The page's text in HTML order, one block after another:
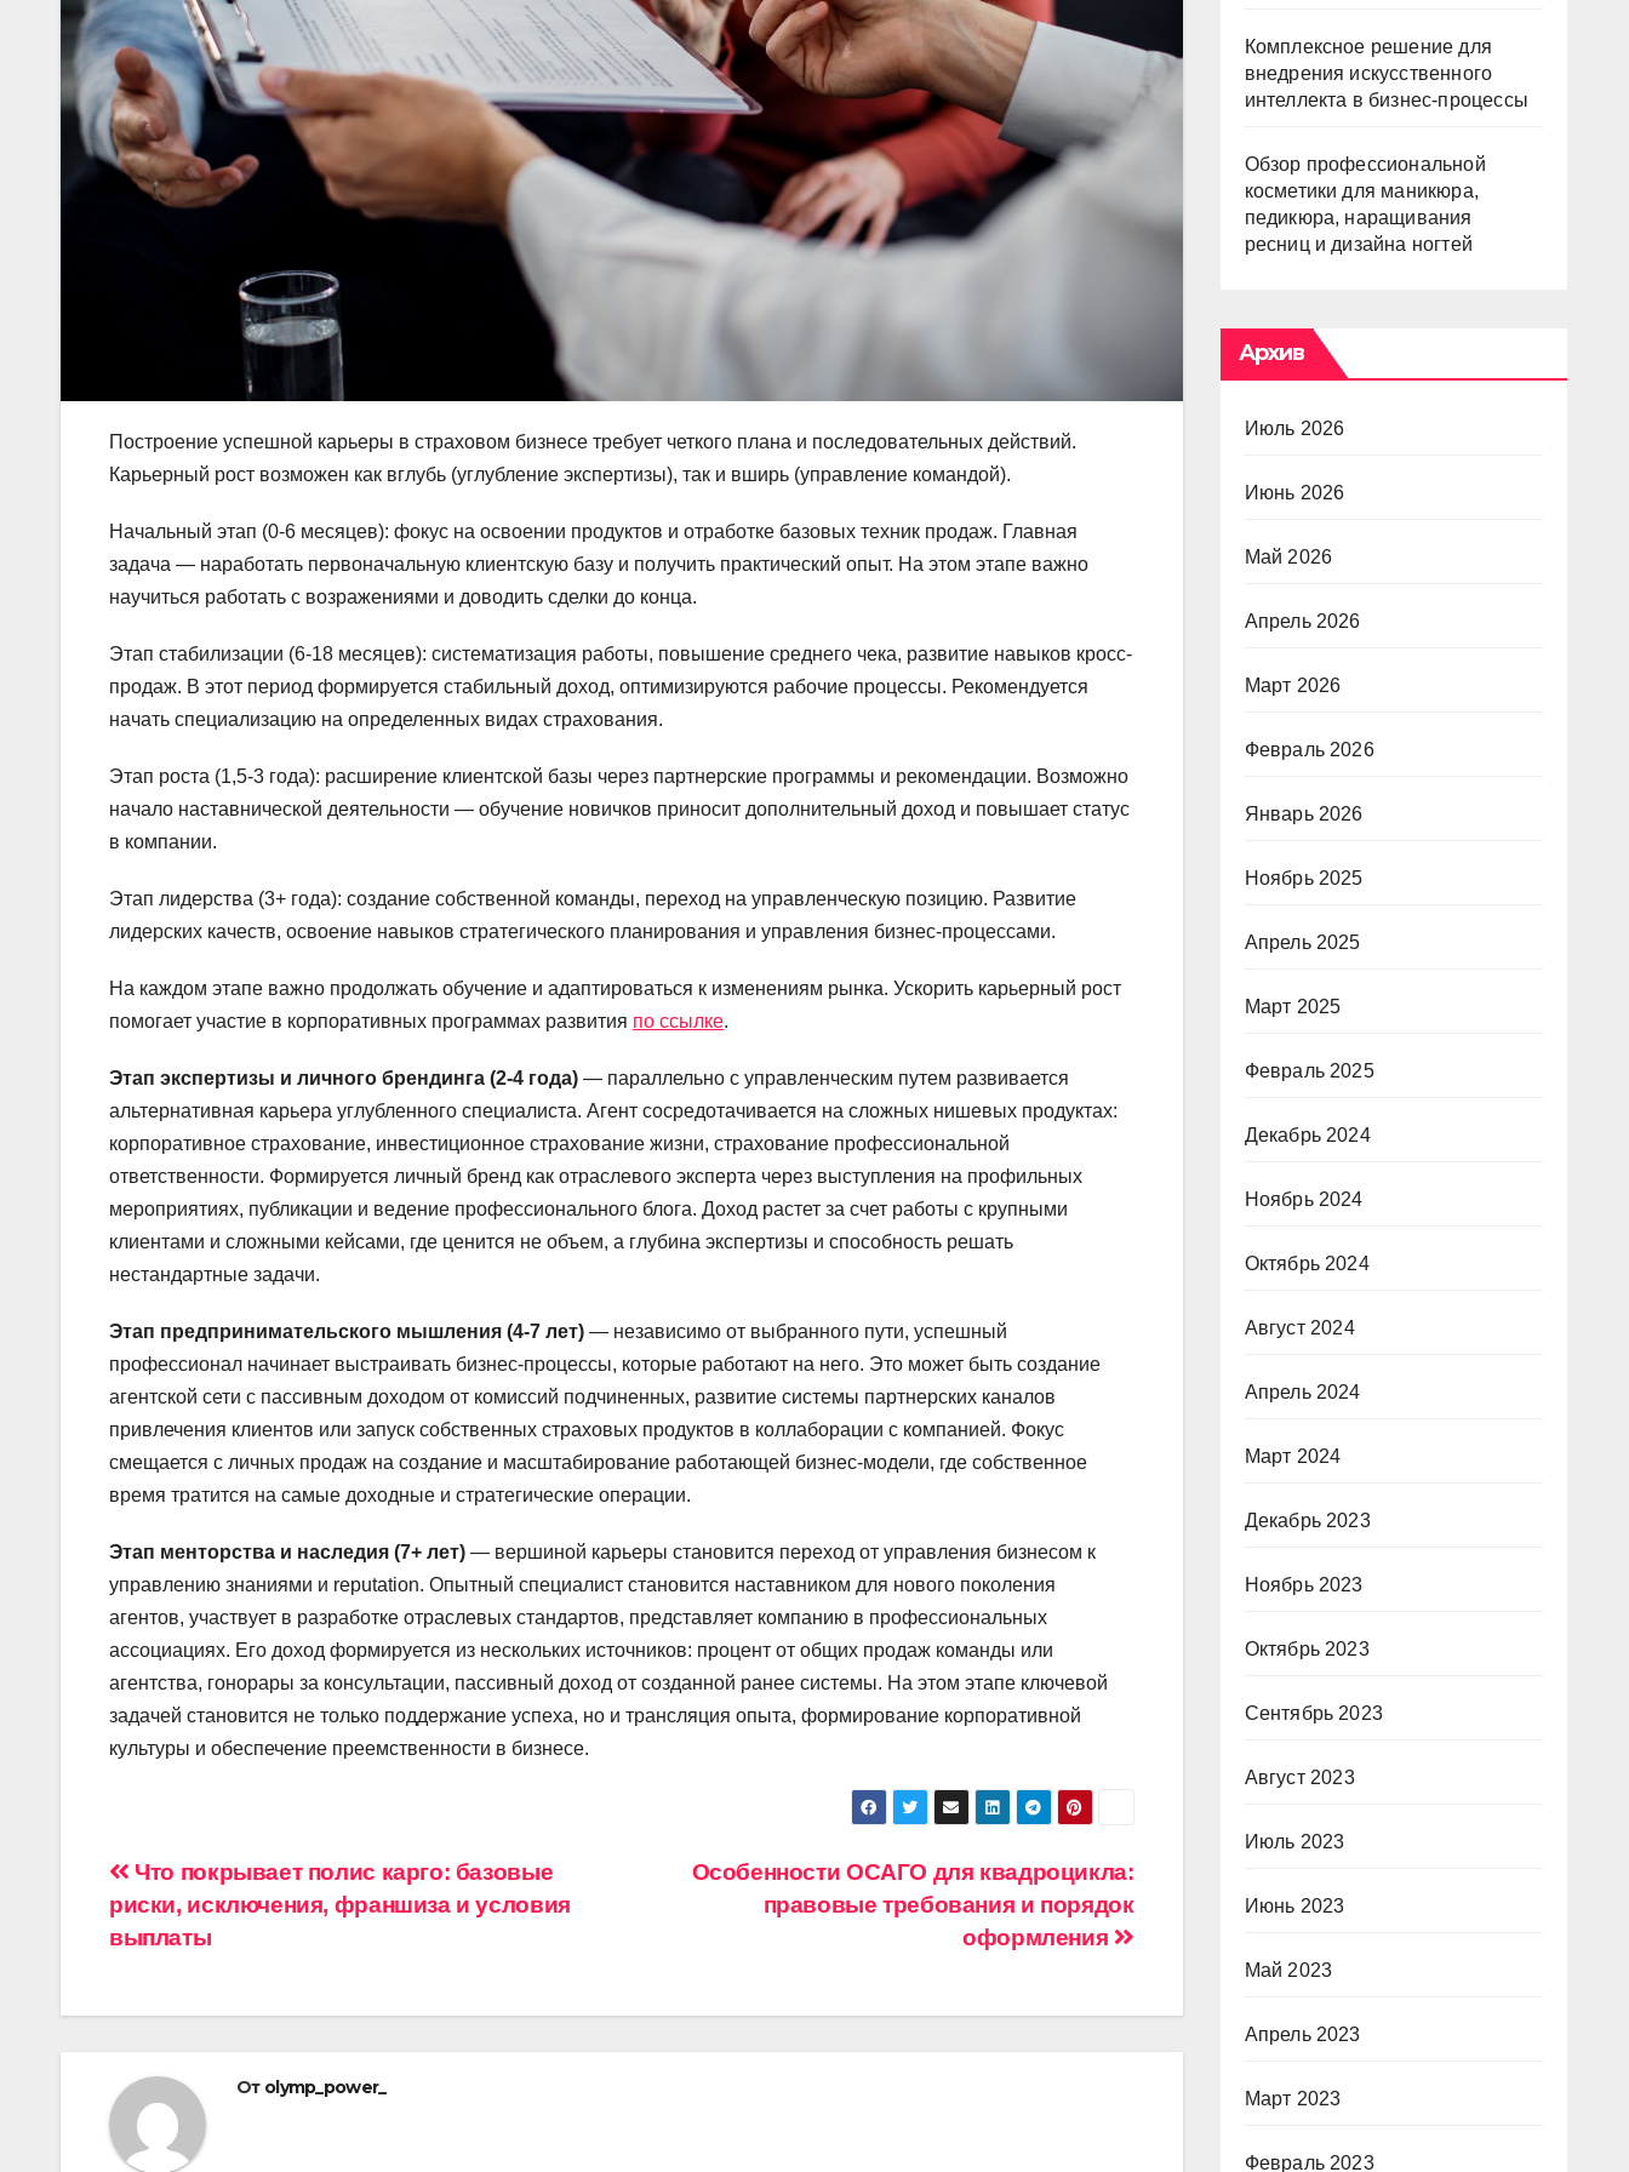
Построение успешной карьеры в страховом бизнесе требует четкого плана и последовательных действий.
Карьерный рост возможен как вглубь (углубление экспертизы), так и вширь (управление командой).
Начальный этап (0-6 месяцев): фокус на освоении продуктов и отработке базовых техник продаж. Главная
задача — наработать первоначальную клиентскую базу и получить практический опыт. На этом этапе важно
научиться работать с возражениями и доводить сделки до конца.
Этап стабилизации (6-18 месяцев): систематизация работы, повышение среднего чека, развитие навыков кросс-
продаж. В этот период формируется стабильный доход, оптимизируются рабочие процессы. Рекомендуется
начать специализацию на определенных видах страхования.
Этап роста (1,5-3 года): расширение клиентской базы через партнерские программы и рекомендации. Возможно
начало наставнической деятельности — обучение новичков приносит дополнительный доход и повышает статус
в компании.
Этап лидерства (3+ года): создание собственной команды, переход на управленческую позицию. Развитие
лидерских качеств, освоение навыков стратегического планирования и управления бизнес-процессами.
На каждом этапе важно продолжать обучение и адаптироваться к изменениям рынка. Ускорить карьерный рост
помогает участие в корпоративных программах развития по ссылке.
Этап экспертизы и личного брендинга (2-4 года) — параллельно с управленческим путем развивается
альтернативная карьера углубленного специалиста. Агент сосредотачивается на сложных нишевых продуктах:
корпоративное страхование, инвестиционное страхование жизни, страхование профессиональной
ответственности. Формируется личный бренд как отраслевого эксперта через выступления на профильных
мероприятиях, публикации и ведение профессионального блога. Доход растет за счет работы с крупными
клиентами и сложными кейсами, где ценится не объем, а глубина экспертизы и способность решать
нестандартные задачи.
Этап предпринимательского мышления (4-7 лет) — независимо от выбранного пути, успешный
профессионал начинает выстраивать бизнес-процессы, которые работают на него. Это может быть создание
агентской сети с пассивным доходом от комиссий подчиненных, развитие системы партнерских каналов
привлечения клиентов или запуск собственных страховых продуктов в коллаборации с компанией. Фокус
смещается с личных продаж на создание и масштабирование работающей бизнес-модели, где собственное
время тратится на самые доходные и стратегические операции.
Этап менторства и наследия (7+ лет) — вершиной карьеры становится переход от управления бизнесом к
управлению знаниями и reputation. Опытный специалист становится наставником для нового поколения
агентов, участвует в разработке отраслевых стандартов, представляет компанию в профессиональных
ассоциациях. Его доход формируется из нескольких источников: процент от общих продаж команды или
агентства, гонорары за консультации, пассивный доход от созданной ранее системы. На этом этапе ключевой
задачей становится не только поддержание успеха, но и трансляция опыта, формирование корпоративной
культуры и обеспечение преемственности в бизнесе.
Навигация
по
Особенности ОСАГО для квадроцикла:
правовые требования и порядок
оформления
Что покрывает полис карго: базовые
риски, исключения, франшиза и условия
выплаты
От olymp_power_
Комплексное решение для
внедрения искусственного
интеллекта в бизнес-процессы
Обзор профессиональной
косметики для маникюра,
педикюра, наращивания
ресниц и дизайна ногтей
Архив
Июль 2026
Июнь 2026
Май 2026
Апрель 2026
Март 2026
Февраль 2026
Январь 2026
Ноябрь 2025
Апрель 2025
Март 2025
Февраль 2025
Декабрь 2024
Ноябрь 2024
Октябрь 2024
Август 2024
Апрель 2024
Март 2024
Декабрь 2023
Ноябрь 2023
Октябрь 2023
Сентябрь 2023
Август 2023
Июль 2023
Июнь 2023
Май 2023
Апрель 2023
Март 2023
Февраль 2023